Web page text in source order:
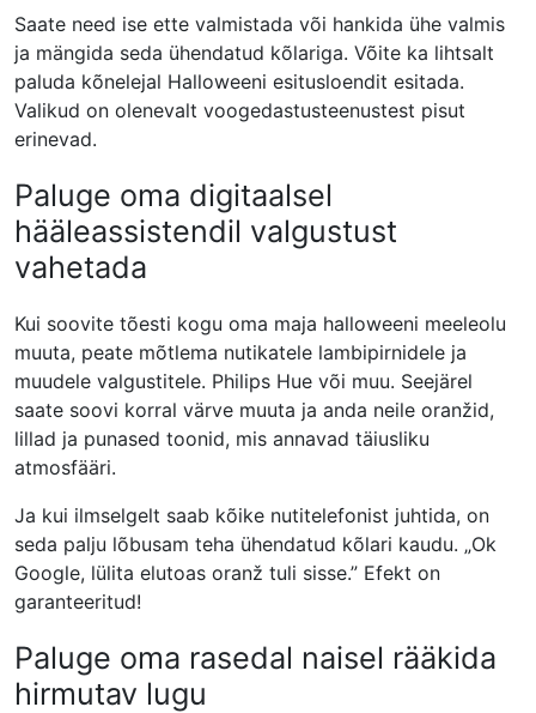
Saate need ise ette valmistada või hankida ühe valmis
ja mängida seda ühendatud kõlariga. Võite ka lihtsalt
paluda kõnelejal Halloweeni esitusloendit esitada.
Valikud on olenevalt voogedastusteenustest pisut
erinevad.
Paluge oma digitaalsel
hääleassistendil valgustust
vahetada
Kui soovite tõesti kogu oma maja halloweeni meeleolu
muuta, peate mõtlema nutikatele lambipirnidele ja
muudele valgustitele. Philips Hue või muu. Seejärel
saate soovi korral värve muuta ja anda neile oranžid,
lillad ja punased toonid, mis annavad täiusliku
atmosfääri.
Ja kui ilmselgelt saab kõike nutitelefonist juhtida, on
seda palju lõbusam teha ühendatud kõlari kaudu. „Ok
Google, lülita elutoas oranž tuli sisse.” Efekt on
garanteeritud!
Paluge oma rasedal naisel rääkida
hirmutav lugu